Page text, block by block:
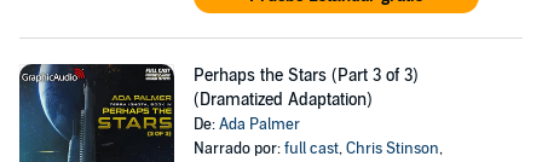
Perhaps the Stars (Part 3 of 3)
(Dramatized Adaptation)
De:Ada Palmer
Narrado por:full cast,Chris Stinson,